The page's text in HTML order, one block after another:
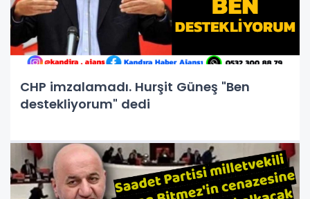
CHP imzalamadı. Hurşit Güneş "Ben
destekliyorum" dedi